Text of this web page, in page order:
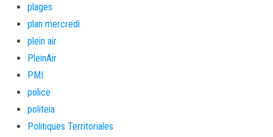
plages
plan mercredi
plein air
PleinAir
PMI
police
politeia
Politiques Territoriales